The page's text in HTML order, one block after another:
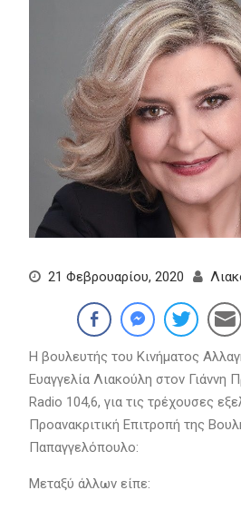
21 Φεβρουαρίου, 2020
Η βουλευτής του Κινήματος
Ευαγγελία Λιακούλη στον Γιάννη
Radio 104,6, για τις τρέχουσες
Προανακριτική Επιτροπή της
Παπαγγελόπουλο:
Μεταξύ άλλων είπε: